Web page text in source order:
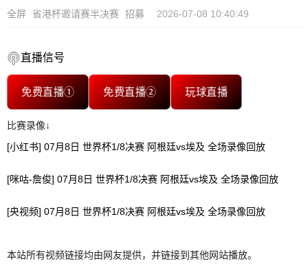
全屏 省港杯邀请赛半决赛 招募 2026-07-08 10:40:49
直播信号
免费直播① 免费直播② 玩球直播
比赛录像↓
[小红书] 07月8日 世界杯1/8决赛 阿根廷vs埃及 全场录像回放
[咪咕-詹俊] 07月8日 世界杯1/8决赛 阿根廷vs埃及 全场录像回放
[央视频] 07月8日 世界杯1/8决赛 阿根廷vs埃及 全场录像回放
本站所有视频链接均由网友提供，并链接到其他网站播放。